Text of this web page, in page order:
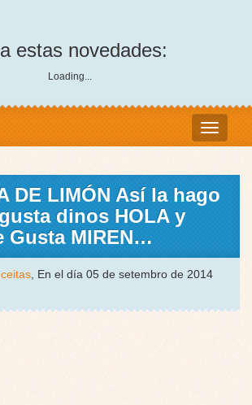
estas novedades:
Loading...
DE LIMÓN Así la hago
dinos HOLA y
Gusta MIREN…
, En el día 05 de setembro de 2014